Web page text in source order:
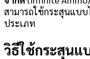
สามารถใช้กระสุนแบ
ประเภท
วิธีใช้กระสุนแ